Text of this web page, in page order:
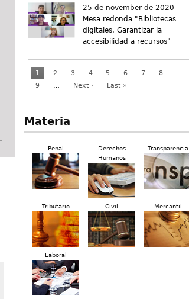
25 de november de 2020
Mesa redonda "Bibliotecas
digitales. Garantizar la
accesibilidad a recursos"
1 2 3 4 5 6 7
8
9
… Next › Last »
Materia
Penal
Derechos
Humanos
Transparencia
Tributario Civil Mercantil
Laboral